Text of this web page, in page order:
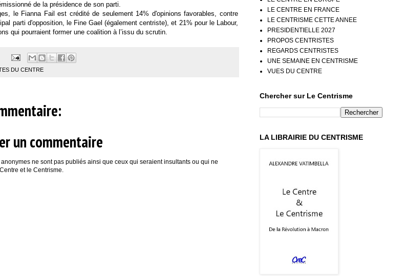
de la présidence de son parti.
le Fianna Fail est crédité de seulement 14% d'opinions favorables, contre
parti d'opposition, le Fine Gael (également centriste), et 21% pour le Labour,
qui pourraient former une coalition à l’issu du scrutin.
DU CENTRE
un commentaire
ne sont pas publiés ainsi que ceux qui seraient insultants ou qui ne
et le Centrisme.
LE CENTRE EN FRANCE
LE CENTRISME CETTE ANNEE
PRESIDENTIELLE 2027
PROPOS CENTRISTES
REGARDS CENTRISTES
UNE SEMAINE EN CENTRISME
VUES DU CENTRE
Chercher sur Le Centrisme
LA LIBRAIRIE DU CENTRISME